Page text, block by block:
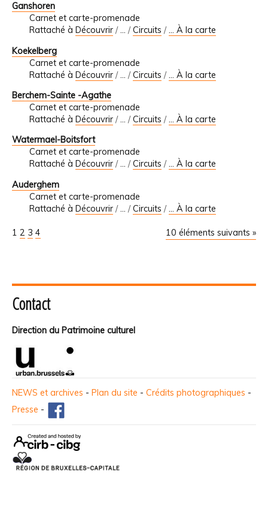
Ganshoren
Carnet et carte-promenade
Rattaché à Découvrir /… /Circuits /... À la carte
Koekelberg
Carnet et carte-promenade
Rattaché à Découvrir / /Circuits /
... À la carte
Berchem-Sainte -Agathe
Carnet et carte-promenade
Rattaché à Découvrir /… /Circuits /... À la carte
Watermael-Boitsfort
Carnet et carte-promenade
Rattaché à Découvrir /… /Circuits /... À la carte
Auderghem
Carnet et carte-promenade
Rattaché à Découvrir /… /Circuits /... À la carte
10 éléments suivants »
1 2 3 4
Contact
Direction du Patrimoine culturel
NEWS et archives - Plan du site - Crédits photographiques -
Presse -